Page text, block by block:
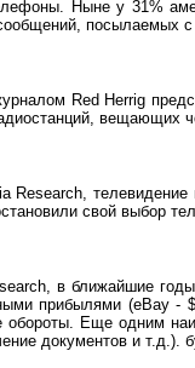
Ныне у 31%
посылаемых с
Red Herrig
вещающих
Research,
свой выбор
, в ближайшие
прибылями (eBay- $
обороты. Еще одним
документов и т.д.).